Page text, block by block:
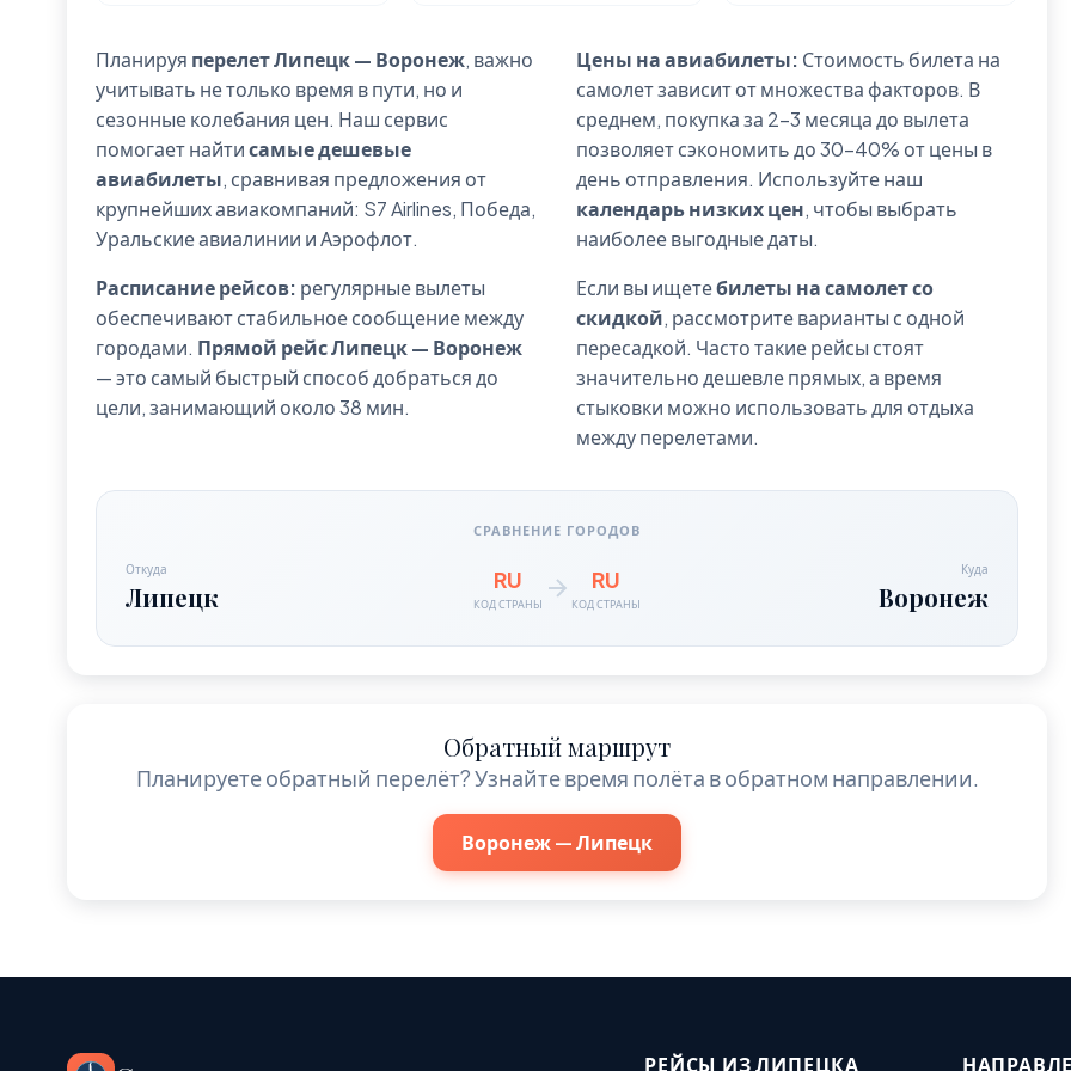
Планируя перелет Липецк — Воронеж, важно
учитывать не только время в пути, но и
сезонные колебания цен. Наш сервис
помогает найтисамые дешевые
авиабилеты, сравнивая предложения от
крупнейших авиакомпаний: S7 Airlines, Победа,
Уральские авиалинии и Аэрофлот.
Расписание рейсов: регулярные вылеты
обеспечивают стабильное сообщение между
городами. Прямой рейс Липецк — Воронеж
— это самый быстрый способ добраться до
цели, занимающий около 38 мин.
Цены на авиабилеты: Стоимость билета на
самолет зависит от множества факторов. В
среднем, покупка за 2-3 месяца до вылета
позволяет сэкономить до 30-40% от цены в
день отправления. Используйте наш
календарь низких цен, чтобы выбрать
наиболее выгодные даты.
Если вы ищетебилеты на самолет со
скидкой, рассмотрите варианты с одной
пересадкой. Часто такие рейсы стоят
значительно дешевле прямых, а время
стыковки можно использовать для отдыха
между перелетами.
СРАВНЕНИЕ ГОРОДОВ
Откуда
Липецк
RU
КОД СТРАНЫ
RU
КОД СТРАНЫ
Куда
Воронеж
Обратный маршрут
Планируете обратный перелёт? Узнайте время полёта в обратном направлении.
Воронеж — Липецк
РЕЙСЫ ИЗ ЛИПЕЦКА